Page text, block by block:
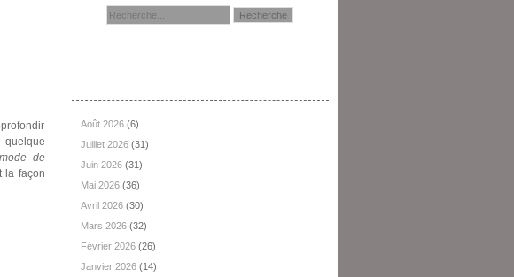
quelque
mode de
la façon
Août 2026 (6)
Juillet 2026 (31)
Juin 2026 (31)
Mai 2026 (36)
Avril 2026 (30)
Mars 2026 (32)
Février 2026 (26)
Janvier 2026 (14)